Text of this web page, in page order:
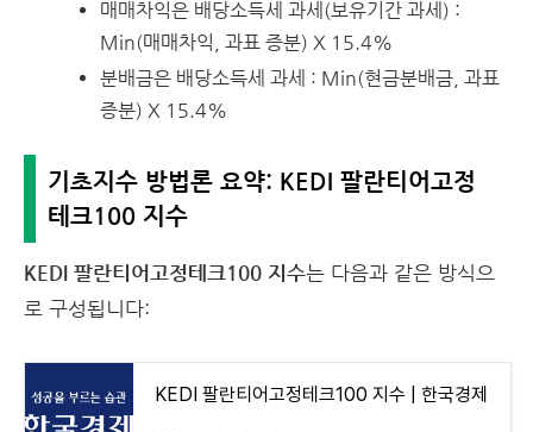
매매차익은 배당소득세 과세(보유기간 과세) :
Min(매매차익, 과표 증분) X 15.4%
분배금은 배당소득세 과세 : Min(현금분배금, 과표
증분) X 15.4%
기초지수 방법론 요약: KEDI 팔란티어고정
테크100 지수
KEDI 팔란티어고정테크100 지수는 다음과 같은 방식으
로 구성됩니다:
KEDI 팔란티어고정테크100 지수 | 한국경제